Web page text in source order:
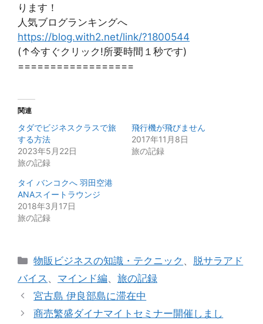
ります！
人気ブログランキングへ
https://blog.with2.net/link/?1800544
(↑今すぐクリック!所要時間１秒です)
==================
関連
タダでビジネスクラスで旅
する方法
2023年5月22日
旅の記録
飛行機が飛びません
2017年11月8日
旅の記録
タイ バンコクへ 羽田空港
ANAスイートラウンジ
2018年3月17日
旅の記録
カ
テ
ゴ
リ
ー
物販ビジネスの知識・テクニック 、 脱サラアド
バイス 、 マインド編、 旅の記録
宮古島 伊良部島に滞在中
商売繁盛ダイナマイトセミナー開催しまし